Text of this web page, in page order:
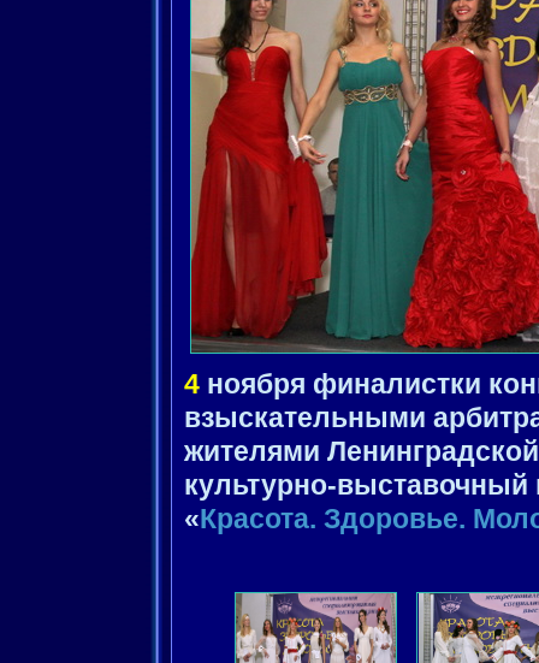
4 ноября финалистки
взыскательными
жителями
культурно-выставочный
«Красота. Здоровье.